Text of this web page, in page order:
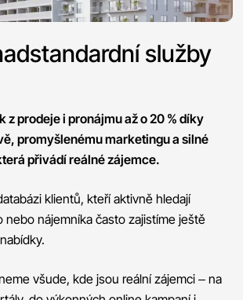
služby
z prodeje i pronájmu až o 20 % díky
promyšlenému marketingu a silné
přivádí reálné zájemce.
klientů, kteří aktivně hledají
nebo nájemníka často zajistíme ještě
všude, kde jsou reální zájemci – na